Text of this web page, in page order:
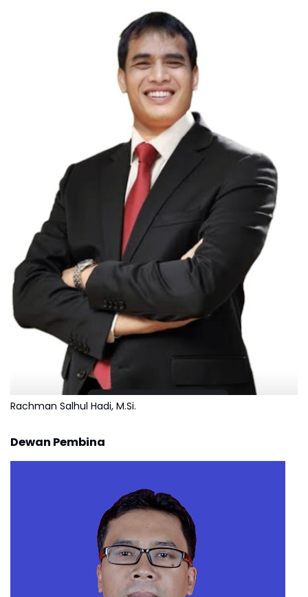
Rachman Salhul Hadi, M.Si.
Dewan Pembina